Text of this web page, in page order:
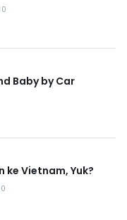
Baby by Car
Vietnam, Yuk?